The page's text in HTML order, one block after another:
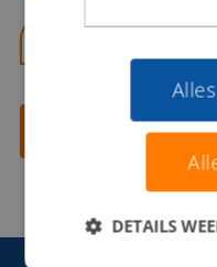
DETAILS